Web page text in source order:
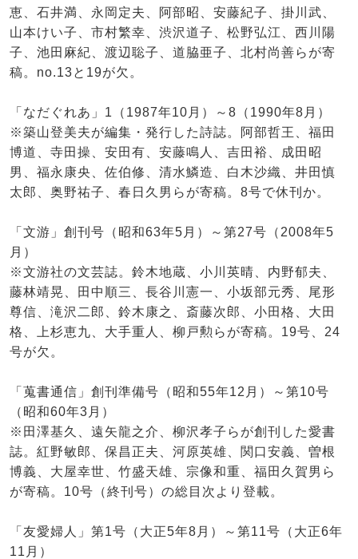
恵、石井満、永岡定夫、阿部昭、安藤紀子、掛川武、
山本けい子、市村繁幸、渋沢道子、松野弘江、西川陽
子、池田麻紀、渡辺聡子、道脇亜子、北村尚善らが寄
稿。no.13と19が欠。
「なだぐれあ」1（1987年10月）～8（1990年8月）
※築山登美夫が編集・発行した詩誌。阿部哲王、福田
博道、寺田操、安田有、安藤鳴人、吉田裕、成田昭
男、福永康央、佐伯修、清水鱗造、白木沙織、井田慎
太郎、奥野祐子、春日久男らが寄稿。8号で休刊か。
「文游」創刊号（昭和63年5月）～第27号（2008年5
月）
※文游社の文芸誌。鈴木地蔵、小川英晴、内野郁夫、
藤林靖晃、田中順三、長谷川憲一、小坂部元秀、尾形
尊信、滝沢二郎、鈴木康之、斎藤次郎、小田格、大田
格、上杉恵九、大手重人、柳戸勲らが寄稿。19号、24
号が欠。
「蒐書通信」創刊準備号（昭和55年12月）～第10号
（昭和60年3月）
※田澤基久、遠矢龍之介、柳沢孝子らが創刊した愛書
誌。紅野敏郎、保昌正夫、河原英雄、関口安義、曽根
博義、大屋幸世、竹盛天雄、宗像和重、福田久賀男ら
が寄稿。10号（終刊号）の総目次より登載。
「友愛婦人」第1号（大正5年8月）～第11号（大正6年
11月）